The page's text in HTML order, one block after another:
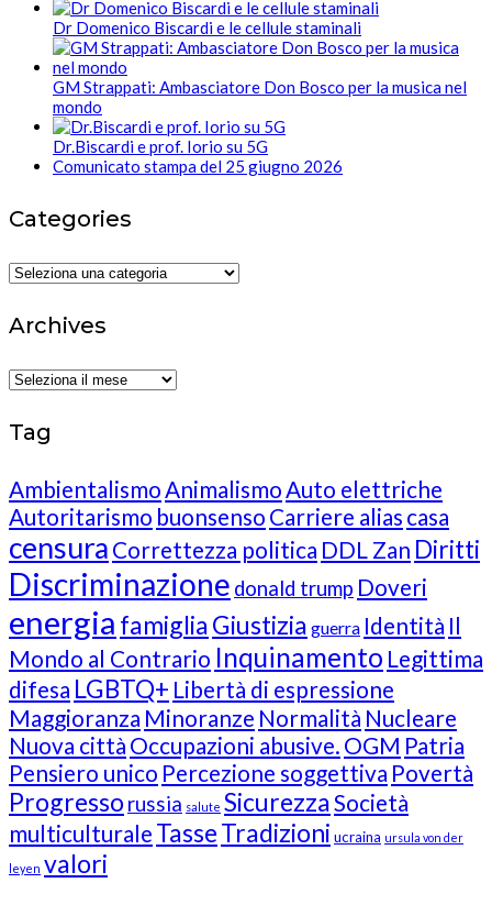
Dr Domenico Biscardi e le cellule staminali
GM Strappati: Ambasciatore Don Bosco per la musica nel
mondo
Dr.Biscardi e prof. Iorio su 5G
Comunicato stampa del 25 giugno 2026
Categories
Categories
Archives
Archives
Tag
Ambientalismo Animalismo Auto elettriche
Autoritarismo buonsenso Carriere alias casa
censura Correttezza politica DDL Zan Diritti
Discriminazione donald trump Doveri
energia famigliaGiustizia guerra Identità Il
Mondo al Contrario Inquinamento Legittima
difesa LGBTQ+ Libertà di espressione
Maggioranza Minoranze Normalità Nucleare
Nuova città Occupazioni abusive. OGM Patria
Pensiero unico Percezione soggettiva Povertà
Progresso russia salute SicurezzaSocietà
multiculturale TasseTradizioni ucraina ursula von der
leyen valori